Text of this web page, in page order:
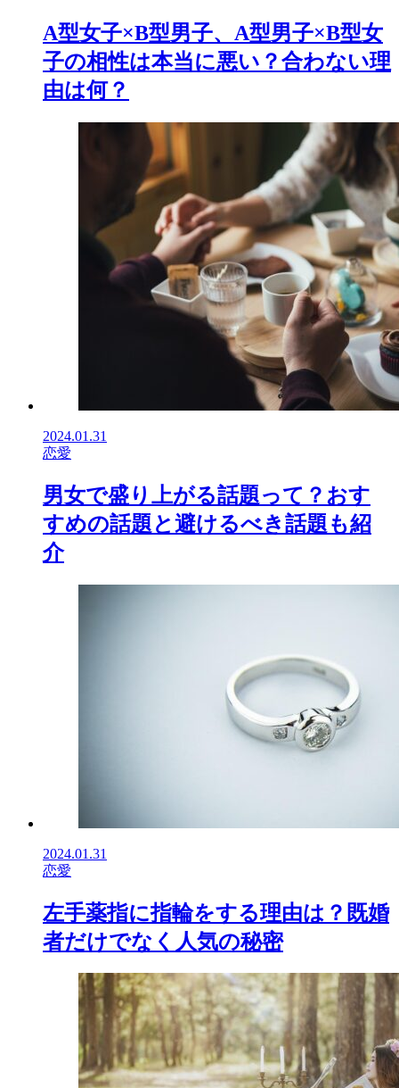
A型女子×B型男子、A型男子×B型女
子の相性は本当に悪い？合わない理
由は何？
2024.01.31
恋愛
男女で盛り上がる話題って？おす
すめの話題と避けるべき話題も紹
介
2024.01.31
恋愛
左手薬指に指輪をする理由は？既婚
者だけでなく人気の秘密